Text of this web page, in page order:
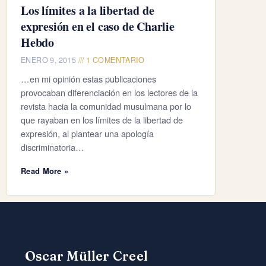
Los límites a la libertad de
expresión en el caso de Charlie
Hebdo
ENERO 9, 2015 1 COMENTARIO
…en mi opinión estas publicaciones
provocaban diferenciación en los lectores de la
revista hacia la comunidad musulmana por lo
que rayaban en los límites de la libertad de
expresión, al plantear una apología
discriminatoria…
Read More »
Oscar Müller Creel